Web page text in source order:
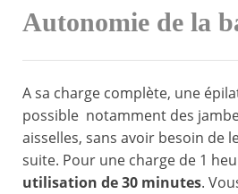
Autonomie de la
A sa charge complète, une
possible notamment des
aisselles, sans avoir besoin de
suite. Pour une charge de 1
utilisation de 30 minutes.